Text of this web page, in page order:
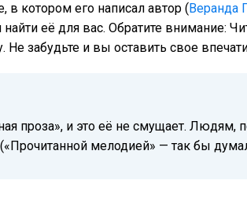
котором его написал автор (Веранда
её для вас. Обратите внимание:
забудьте и вы оставить свое
проза», и это её не смущает. Людям,
мелодией» — так бы